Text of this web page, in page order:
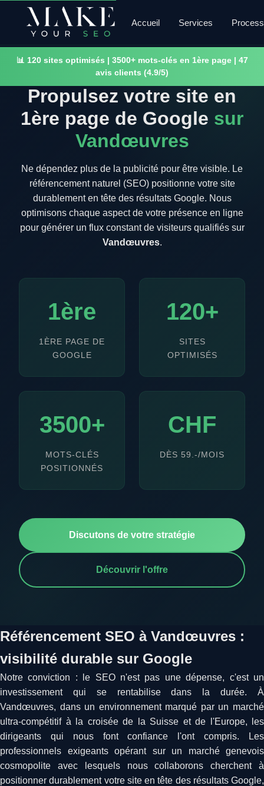
Accueil Services
📊 120 sites optimisés | 3500+ mots-clés en 1ère page | 47
avis clients (4.9/5)
Propulsez votre site en
1ère page de Google sur
Vandœuvres
Ne dépendez plus de la publicité pour être visible. Le
référencement naturel (SEO) positionne votre site
durablement en tête des résultats Google. Nous
optimisons chaque aspect de votre présence en ligne
pour générer un flux constant de visiteurs qualifiés sur
Vandœuvres.
1ère
1ÈRE PAGE DE
GOOGLE
120+
SITES
OPTIMISÉS
3500+
MOTS-CLÉS
POSITIONNÉS
CHF
DÈS 59.-/MOIS
Discutons de votre stratégie
Découvrir l'offre
Référencement SEO à Vandœuvres :
visibilité durable sur Google
Notre conviction : le SEO n'est pas une dépense, c'est un
investissement qui se rentabilise dans la durée. À
Vandœuvres, dans un environnement marqué par un marché
ultra-compétitif à la croisée de la Suisse et de l'Europe, les
dirigeants qui nous font confiance l'ont compris. Les
professionnels exigeants opérant sur un marché genevois
cosmopolite avec lesquels nous collaborons cherchent à
positionner durablement votre site en tête des résultats Google,